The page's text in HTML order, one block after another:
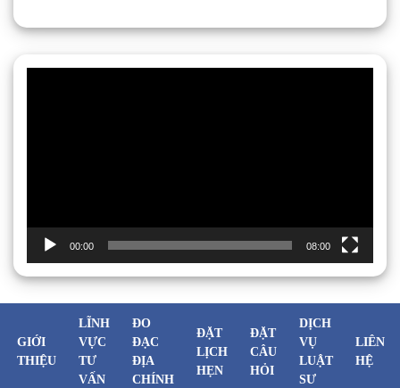
00:00 08:00
GIỚI
THIỆU
LĨNH
VỰC
TƯ
VẤN
ĐO
ĐẠC
ĐỊA
CHÍNH
ĐẶT
LỊCH
HẸN
ĐẶT
CÂU
HỎI
DỊCH
VỤ
LUẬT
SƯ
LIÊN
HỆ